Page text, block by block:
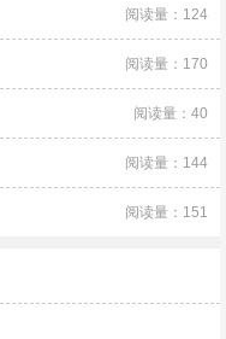
阅读量：124
阅读量：170
阅读量：40
阅读量：144
阅读量：151